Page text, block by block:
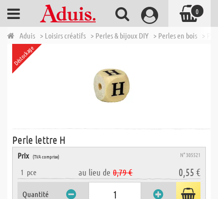
Aduis > Loisirs créatifs > Perles & bijoux DIY > Perles en bois >
Déstockage
Perle lettre H
Prix (TVA comprise) N° 305521
1 pce au lieu de 0,79 € 0,55 €
Quantité
0